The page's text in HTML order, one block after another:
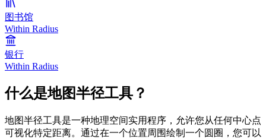
图书馆
Within Radius
银行
Within Radius
什么是地图半径工具？
地图半径工具是一种地理空间实用程序，允许您从任何中心点
可视化特定距离。通过在一个位置周围绘制一个圆圈，您可以